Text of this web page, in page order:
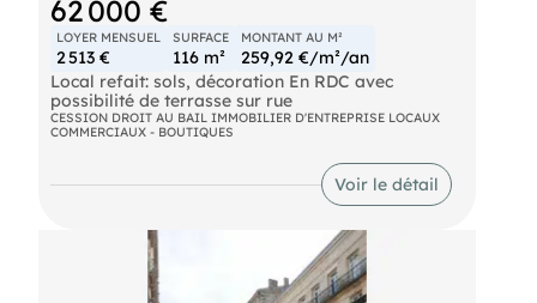
Honoraires d'agence charge acquéreur : 5 000 €
HT + 1 000 € TVA, soit 6 000 € TTC
Nadia MARAIS, : ,
- EI
62 000 €
LOYER MENSUEL
2 513 €
SURFACE
116 m²
MONTANT AU M²
259,92 €/m²/an
Local refait: sols, décoration En RDC avec
possibilité de terrasse sur rue
CESSION DROIT AU BAIL IMMOBILIER D'ENTREPRISE LOCAUX
COMMERCIAUX - BOUTIQUES
Voir le détail